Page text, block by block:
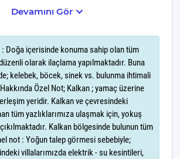
ve teras alanının dışardan hiçbir şekilde
zamanda doğa içerinde bulunan villalarımız
Eğer doğayı ve doğada bulunmayı
konaklamanız size ekstra bir huzur ve
boyu yaşanılan stresten kendinizi
doğa içinde huzurlu bir tatil geçirmek
tam da sizin için hazırlandı diyebiliriz.
Devamını Gör
: Doğa içerisinde konuma sahip olan tüm
olarak ilaçlama yapılmaktadır. Buna
kelebek, böcek, sinek vs. bulunma ihtimali
Özel Not; Kalkan ; yamaç üzerine
yeridir. Kalkan ve çevresindeki
tüm yazlıklarımıza ulaşmak için, yokuş
Kalkan bölgesinde bulunun tüm
not : Yoğun talep görmesi sebebiyle;
villalarımızda elektrik - su kesintileri,